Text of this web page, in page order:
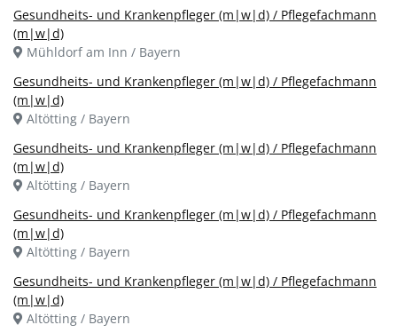
Gesundheits- und Krankenpfleger (m|w|d) / Pflegefachmann
(m|w|d)
Mühldorf am Inn / Bayern
Gesundheits- und Krankenpfleger (m|w|d) / Pflegefachmann
(m|w|d)
Altötting / Bayern
Gesundheits- und Krankenpfleger (m|w|d) / Pflegefachmann
(m|w|d)
Altötting / Bayern
Gesundheits- und Krankenpfleger (m|w|d) / Pflegefachmann
(m|w|d)
Altötting / Bayern
Gesundheits- und Krankenpfleger (m|w|d) / Pflegefachmann
(m|w|d)
Altötting / Bayern